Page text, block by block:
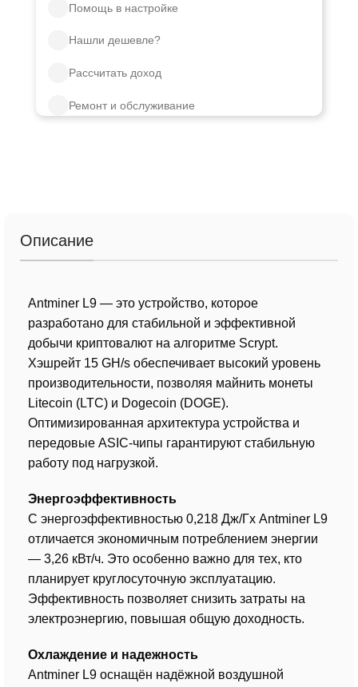
Помощь в настройке
Нашли дешевле?
Рассчитать доход
Ремонт и обслуживание
Описание
Antminer L9 — это устройство, которое
разработано для стабильной и эффективной
добычи криптовалют на алгоритме Scrypt.
Хэшрейт 15 GH/s обеспечивает высокий уровень
производительности, позволяя майнить монеты
Litecoin (LTC) и Dogecoin (DOGE).
Оптимизированная архитектура устройства и
передовые ASIC-чипы гарантируют стабильную
работу под нагрузкой.
Энергоэффективность
С энергоэффективностью 0,218 Дж/Гх Antminer L9
отличается экономичным потреблением энергии
— 3,26 кВт/ч. Это особенно важно для тех, кто
планирует круглосуточную эксплуатацию.
Эффективность позволяет снизить затраты на
электроэнергию, повышая общую доходность.
Охлаждение и надежность
Antminer L9 оснащён надёжной воздушной